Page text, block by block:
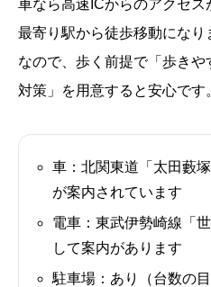
車なら高速ICからのアクセ
最寄り駅から徒歩移動になり
なので、歩く前提で「歩き
対策」を用意すると安心です
車：北関東道「太田藪
が案内されています
電車：東武伊勢崎線「
して案内があります
駐車場：あり（台数の